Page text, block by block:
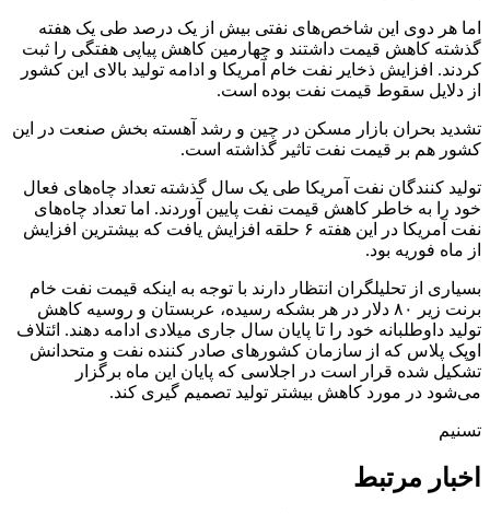
اما هر دوی این شاخص‌های نفتی بیش از یک درصد طی یک هفته
گذشته کاهش قیمت داشتند و چهارمین کاهش پیاپی هفتگی را ثبت
کردند. افزایش ذخایر نفت خام آمریکا و ادامه تولید بالای این کشور
از دلایل سقوط قیمت نفت بوده است.
تشدید بحران بازار مسکن در چین و رشد آهسته بخش صنعت در این
کشور هم بر قیمت نفت تاثیر گذاشته است.
تولید کنندگان نفت آمریکا طی یک سال گذشته تعداد چاه‌های فعال
خود را به خاطر کاهش قیمت نفت پایین آوردند. اما تعداد چاه‌های
نفت آمریکا در این هفته ۶ حلقه افزایش یافت که بیشترین افزایش
از ماه فوریه بود.
بسیاری از تحلیلگران انتظار دارند با توجه به اینکه قیمت نفت خام
برنت زیر ۸۰ دلار در هر بشکه رسیده، عربستان و روسیه کاهش
تولید داوطلبانه خود را تا پایان سال جاری میلادی ادامه دهند. ائتلاف
اوپک پلاس که از سازمان کشورهای صادر کننده نفت و متحدانش
تشکیل شده قرار است در اجلاسی که پایان این ماه برگزار
می‌شود در مورد کاهش بیشتر تولید تصمیم گیری کند.
تسنیم
اخبار مرتبط